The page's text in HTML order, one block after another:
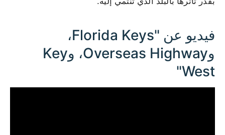
فيديو عن "Florida Keys،
وOverseas Highway، وKey
West"